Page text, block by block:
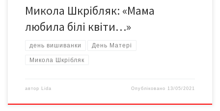
Микола Шкрібляк: «Мама
любила білі квіти…»
день вишиванки День Матері
Микола Шкрібляк
автор Lida Опубліковано 13/05/2021